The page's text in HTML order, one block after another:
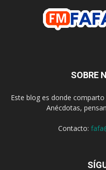
SOBRE
Este blog es donde
Anécdotas,
Contacto: